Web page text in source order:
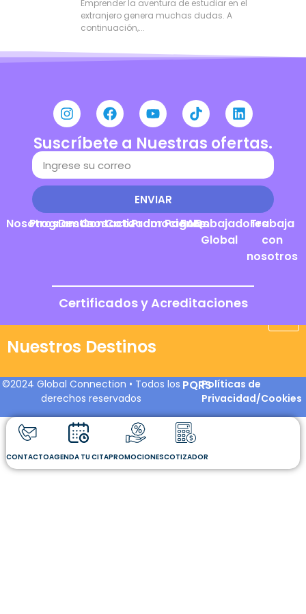
Emprender la aventura de estudiar en el
extranjero genera muchas dudas. A
continuación,...
Suscríbete a Nuestras ofertas.
ENVIAR
Nosotros
Programas
Destinos
Contacto
Cotizador
Promociones
Pagos
FAQs
Embajadores
Global
Trabaja
con
nosotros
Certificados y Acreditaciones
Nuestros Destinos
©2024 Global Connection • Todos los
derechos reservados
PQRSPolíticas de
Privacidad/Cookies
CONTACTOAGENDA TU CITAPROMOCIONESCOTIZADOR